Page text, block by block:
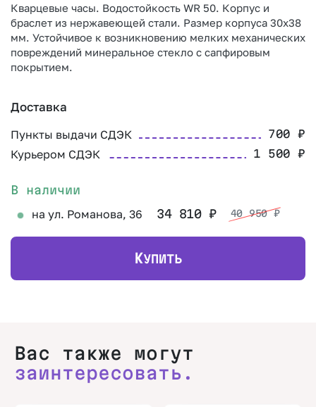
Кварцевые часы. Водостойкость WR 50. Корпус и
браслет из нержавеющей стали. Размер корпуса 30х38
мм. Устойчивое к возникновению мелких механических
повреждений минеральное стекло с сапфировым
покрытием.
Доставка
Пункты выдачи СДЭК 700₽
Курьером СДЭК 1 500₽
В наличии
на ул. Романова, 36 34 810₽ 40 950₽
КУПИТЬ
Вас также могут
заинтересовать.